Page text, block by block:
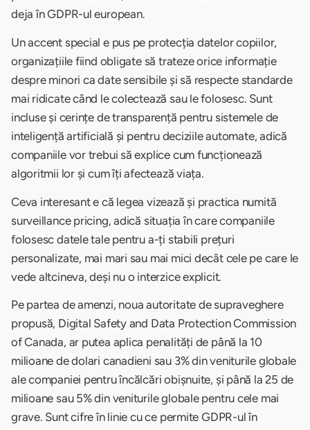
deja în GDPR-ul european.
Un accent special e pus pe protecția datelor copiilor,
organizațiile fiind obligate să trateze orice informație
despre minori ca date sensibile și să respecte standarde
mai ridicate când le colectează sau le folosesc. Sunt
incluse și cerințe de transparență pentru sistemele de
inteligență artificială și pentru deciziile automate, adică
companiile vor trebui să explice cum funcționează
algoritmii lor și cum îți afectează viața.
Ceva interesant e că legea vizează și practica numită
surveillance pricing, adică situația în care companiile
folosesc datele tale pentru a-ți stabili prețuri
personalizate, mai mari sau mai mici decât cele pe care le
vede altcineva, deși nu o interzice explicit.
Pe partea de amenzi, noua autoritate de supraveghere
propusă, Digital Safety and Data Protection Commission
of Canada, ar putea aplica penalități de până la 10
milioane de dolari canadieni sau 3% din veniturile globale
ale companiei pentru încălcări obișnuite, și până la 25 de
milioane sau 5% din veniturile globale pentru cele mai
grave. Sunt cifre în linie cu ce permite GDPR-ul în